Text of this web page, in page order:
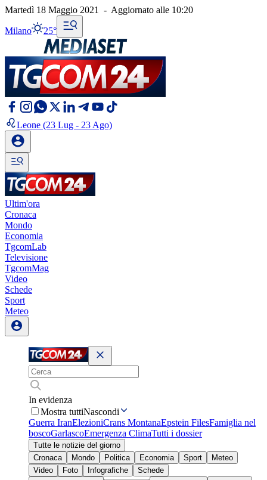
Martedì 18 Maggio 2021 - Aggiornato alle 10:20
Milano 25°
Leone (23 Lug - 23 Ago)
Ultim'ora
Cronaca
Mondo
Economia
TgcomLab
Televisione
TgcomMag
Video
Schede
Sport
Meteo
In evidenza
Mostra tuttiNascondi
Guerra IranElezioniCrans MontanaEpstein FilesFamiglia nel
boscoGarlascoEmergenza ClimaTutti i dossier
Tutte le notizie del giorno
Cronaca
Mondo Politica Economia Sport
Meteo
Video
Foto Infografiche
Schede